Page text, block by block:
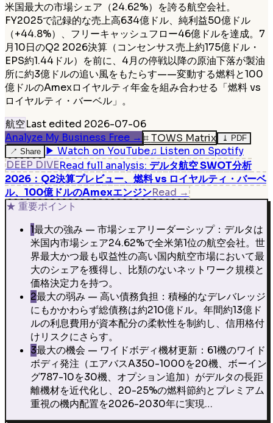
米国最大の市場シェア（24.62%）を誇る航空会社。
FY2025で記録的な売上高634億ドル、純利益50億ドル
（+44.8%）、フリーキャッシュフロー46億ドルを達成。7
月10日のQ2 2026決算（コンセンサス売上約175億ドル・
EPS約1.44ドル）を前に、4月の停戦以降の原油下落が製油
所に約3億ドルの追い風をもたらす——変動する燃料と100
億ドルのAmexロイヤルティ年金を組み合わせる「燃料 vs
ロイヤルティ・バーベル」。
航空Last edited 2026-07-06
Analyze My Business Free → ⌗TOWS Matrix ⤓ PDF
↗ Share ▶ Watch on YouTube♫ Listen on Spotify
DEEP DIVERead full analysis: デルタ航空 SWOT分析
2026：Q2決算プレビュー、燃料 vs ロイヤルティ・バーベ
ル、100億ドルのAmexエンジンRead →
★ 重要ポイント
1最大の強み — 市場シェアリーダーシップ：デルタは
米国内市場シェア24.62%で全米第1位の航空会社。世
界最大かつ最も収益性の高い国内航空市場において最
大のシェアを獲得し、比類のないネットワーク規模と
価格決定力を持つ。
2最大の弱み — 高い債務負担：積極的なデレバレッジ
にもかかわらず総債務は約210億ドル。年間約13億ド
ルの利息費用が資本配分の柔軟性を制約し、信用格付
けリスクにさらす。
3最大の機会 — ワイドボディ機材更新：61機のワイド
ボディ発注（エアバスA350-1000を20機、ボーイン
グ787-10を30機、オプション追加）がデルタの長距
離機材を近代化し、20-25%の燃料節約とプレミアム
重視の機内配置を2026-2030年に実現…